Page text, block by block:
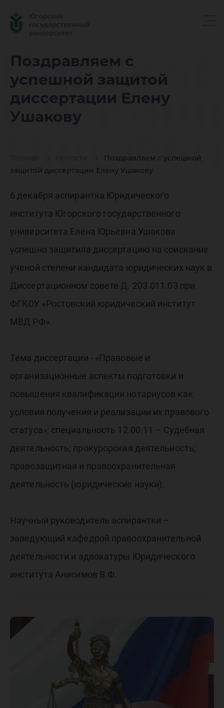
Поздравляем с
успешной защитой
диссертации Елену
Ушакову
Поздравляем с успешной
защитой диссертации Елену Ушакову
с
защитой
Елену
6 декабря аспирантка Юридического
института Югорского государственного
университета Елена Юрьевна Ушакова
успешно защитила диссертацию на соискание
ученой степени кандидата юридических наук в
Диссертационном совете Д. 203.011.03 при
ФГКОУ «Ростовский юридический институт
МВД РФ».
Тема диссертации - «Правовые и
организационные аспекты подготовки и
повышения квалификации нотариусов как
условия получения и реализации их правового
статуса»; специальность 12.00.11 – Судебная
деятельность; прокурорская деятельность;
правозащитная и правоохранительная
деятельность (юридические науки).
Научный руководитель аспирантки –
заведующий кафедрой правоохранительной
деятельности и адвокатуры Юридического
института Анисимов В.Ф.